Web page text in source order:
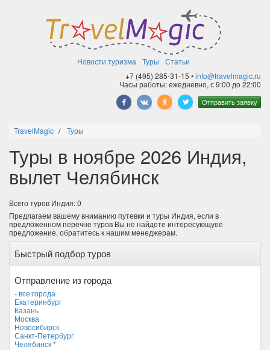
Новости туризма Туры
Статьи
+7 (495) 285-31-15 •info@travelmagic.ru
Часы работы: ежедневно, с 9:00 до 22:00
Отправить заявку
TravelMagic Туры
Туры в ноябре 2026 Индия,
вылет Челябинск
Всего туров Индия: 0
Предлагаем вашему вниманию путевки и туры Индия, если в
предложенном перечне туров Вы не найдете интересующуее
предложение, обратитесь к нашим менеджерам.
Быстрый подбор туров
Отправление из города
- все города
Екатеринбург
Казань
Москва
Новосибирск
Санкт-Петербург
Челябинск *